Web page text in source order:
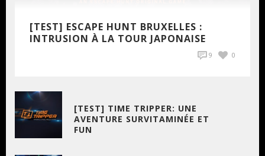
[TEST] ESCAPE HUNT BRUXELLES :
INTRUSION À LA TOUR JAPONAISE
9 0
[TEST] TIME TRIPPER: UNE
AVENTURE SURVITAMINÉE ET
FUN